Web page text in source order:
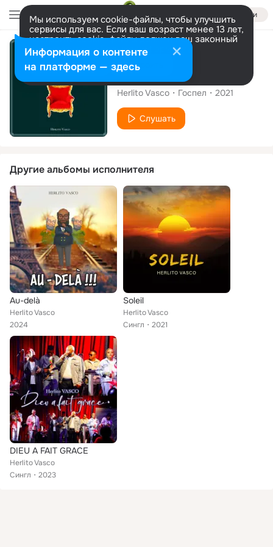
Войти
Мы используем cookie-файлы, чтобы улучшить
сервисы для вас. Если ваш возраст менее 13 лет,
настроить cookie-файлы должен ваш законный
представитель. Больше информации
Разрешить все Настроить
Сингл
Yesu Fanda
Herlito Vasco Госпел 2021
Слушать
Другие альбомы исполнителя
Au-delà
Herlito Vasco
2024
Soleil
Herlito Vasco
Сингл
2021
DIEU A FAIT GRACE
Herlito Vasco
Сингл
2023
Информация о контенте
на платформе — здесь